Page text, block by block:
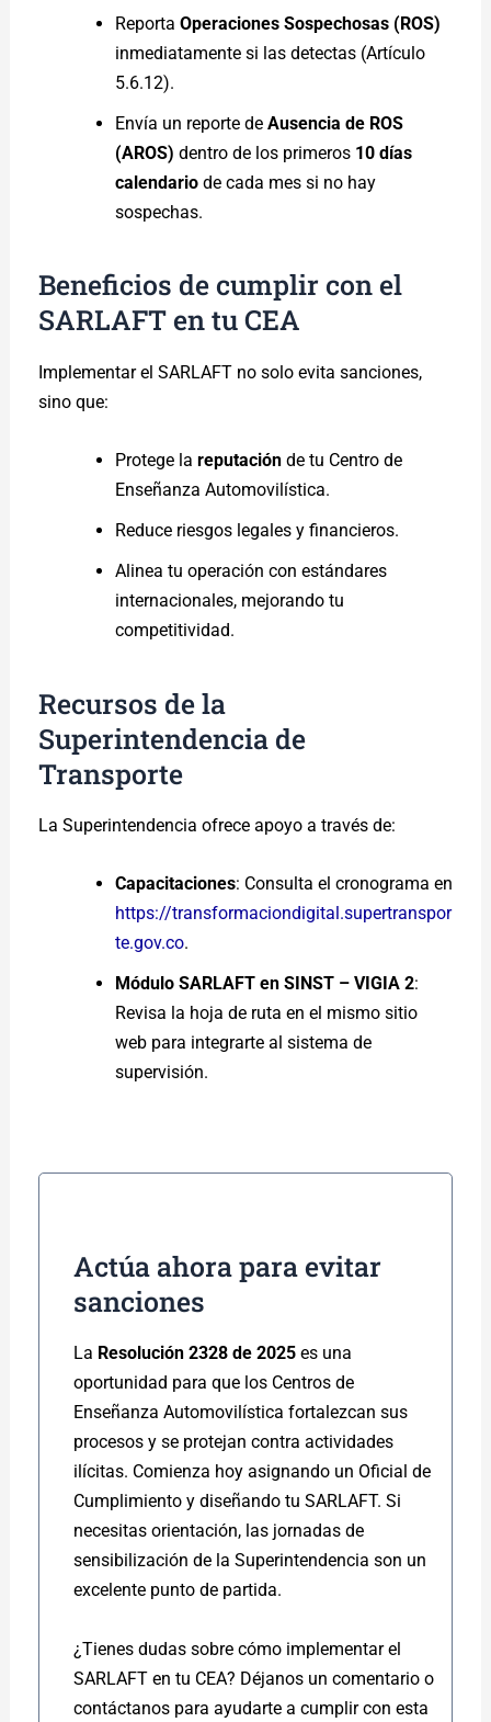
Reporta Operaciones Sospechosas (ROS)
inmediatamente si las detectas (Artículo
5.6.12).
Envía un reporte de Ausencia de ROS
(AROS) dentro de los primeros 10 días
calendariode cada mes si no hay
sospechas.
Beneficios de cumplir con el
SARLAFT en tu CEA
Implementar el SARLAFT no solo evita sanciones,
sino que:
Protege la reputaciónde tu Centro de
Enseñanza Automovilística.
Reduce riesgos legales y financieros.
Alinea tu operación con estándares
internacionales, mejorando tu
competitividad.
Recursos de la
Superintendencia de
Transporte
La Superintendencia ofrece apoyo a través de:
Capacitaciones: Consulta el cronograma en
https://transformaciondigital.supertranspor
te.gov.co.
Módulo SARLAFT en SINST – VIGIA 2:
Revisa la hoja de ruta en el mismo sitio
web para integrarte al sistema de
supervisión.
Actúa ahora para evitar
sanciones
La Resolución 2328 de 2025 es una
oportunidad para que los Centros de
Enseñanza Automovilística fortalezcan sus
procesos y se protejan contra actividades
ilícitas. Comienza hoy asignando un Oficial de
Cumplimiento y diseñando tu SARLAFT. Si
necesitas orientación, las jornadas de
sensibilización de la Superintendencia son un
excelente punto de partida.
¿Tienes dudas sobre cómo implementar el
SARLAFT en tu CEA? Déjanos un comentario o
contáctanos para ayudarte a cumplir con esta